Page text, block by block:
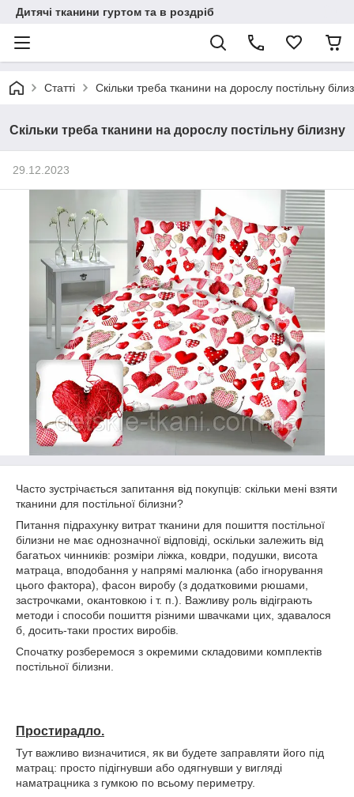
Дитячі тканини гуртом та в роздріб
Статті Скільки треба тканини на дорослу постільну
Скільки треба тканини на дорослу постільну білизну
29.12.2023
Часто зустрічається запитання від покупців: скільки мені взяти
тканини для постільної білизни?
Питання підрахунку витрат тканини для пошиття постільної
білизни не має однозначної відповіді, оскільки залежить від
багатьох чинників: розміри ліжка, ковдри, подушки, висота
матраца, вподобання у напрямі малюнка (або ігнорування
цього фактора), фасон виробу (з додатковими рюшами,
застрочками, окантовкою і т. п.). Важливу роль відіграють
методи і способи пошиття різними швачками цих, здавалося
б, досить-таки простих виробів.
Спочатку розберемося з окремими складовими комплектів
постільної білизни.
Простирадло.
Тут важливо визначитися, як ви будете заправляти його під
матрац: просто підігнувши або одягнувши у вигляді
наматрацника з гумкою по всьому периметру.